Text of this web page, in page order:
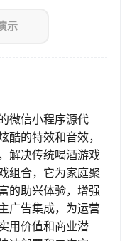
示
微信小程序源代
酷的特效和音效，
解决传统喝酒游戏
组合，它为家庭聚
的助兴体验，增强
广告集成，为运营
用价值和商业潜